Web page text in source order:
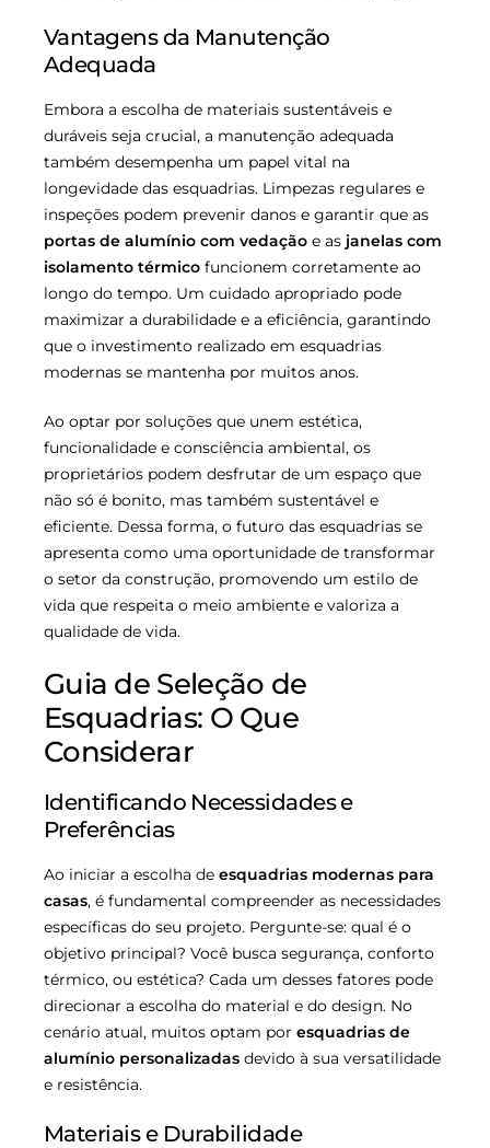
Vantagens da Manutenção
Adequada
Embora a escolha de materiais sustentáveis e
duráveis seja crucial, a manutenção adequada
também desempenha um papel vital na
longevidade das esquadrias. Limpezas regulares e
inspeções podem prevenir danos e garantir que as
portas de alumínio com vedação e as janelas com
isolamento térmico funcionem corretamente ao
longo do tempo. Um cuidado apropriado pode
maximizar a durabilidade e a eficiência, garantindo
que o investimento realizado em esquadrias
modernas se mantenha por muitos anos.
Ao optar por soluções que unem estética,
funcionalidade e consciência ambiental, os
proprietários podem desfrutar de um espaço que
não só é bonito, mas também sustentável e
eficiente. Dessa forma, o futuro das esquadrias se
apresenta como uma oportunidade de transformar
o setor da construção, promovendo um estilo de
vida que respeita o meio ambiente e valoriza a
qualidade de vida.
Guia de Seleção de
Esquadrias: O Que
Considerar
Identificando Necessidades e
Preferências
Ao iniciar a escolha de esquadrias modernas para
casas, é fundamental compreender as necessidades
específicas do seu projeto. Pergunte-se: qual é o
objetivo principal? Você busca segurança, conforto
térmico, ou estética? Cada um desses fatores pode
direcionar a escolha do material e do design. No
cenário atual, muitos optam por esquadrias de
alumínio personalizadas devido à sua versatilidade
e resistência.
Materiais e Durabilidade